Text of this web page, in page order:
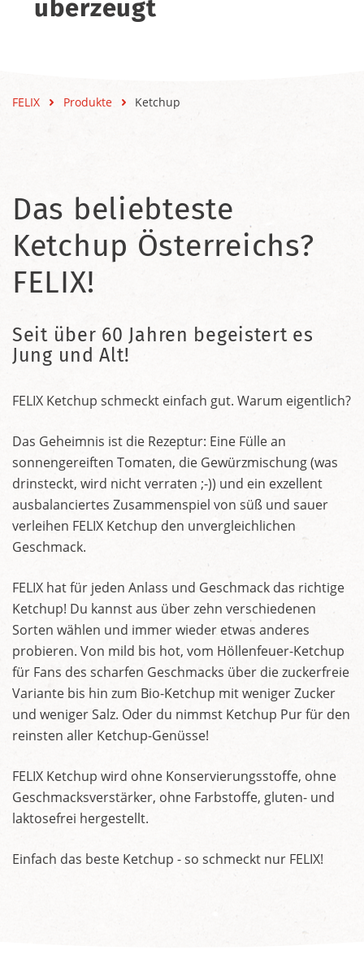
überzeugt
FELIX Produkte Ketchup
Das beliebteste
Ketchup Österreichs?
FELIX!
Seit über 60 Jahren begeistert es
Jung und Alt!
FELIX Ketchup schmeckt einfach gut. Warum eigentlich?
Das Geheimnis ist die Rezeptur: Eine Fülle an
sonnengereiften Tomaten, die Gewürzmischung (was
drinsteckt, wird nicht verraten ;-)) und ein exzellent
ausbalanciertes Zusammenspiel von süß und sauer
verleihen FELIX Ketchup den unvergleichlichen
Geschmack.
FELIX hat für jeden Anlass und Geschmack das richtige
Ketchup! Du kannst aus über zehn verschiedenen
Sorten wählen und immer wieder etwas anderes
probieren. Von mild bis hot, vom Höllenfeuer-Ketchup
für Fans des scharfen Geschmacks über die zuckerfreie
Variante bis hin zum Bio-Ketchup mit weniger Zucker
und weniger Salz. Oder du nimmst Ketchup Pur für den
reinsten aller Ketchup-Genüsse!
FELIX Ketchup wird ohne Konservierungsstoffe, ohne
Geschmacksverstärker, ohne Farbstoffe, gluten- und
laktosefrei hergestellt.
Einfach das beste Ketchup - so schmeckt nur FELIX!